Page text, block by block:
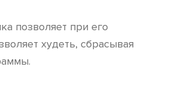
позволяет при его
худеть, сбрасывая